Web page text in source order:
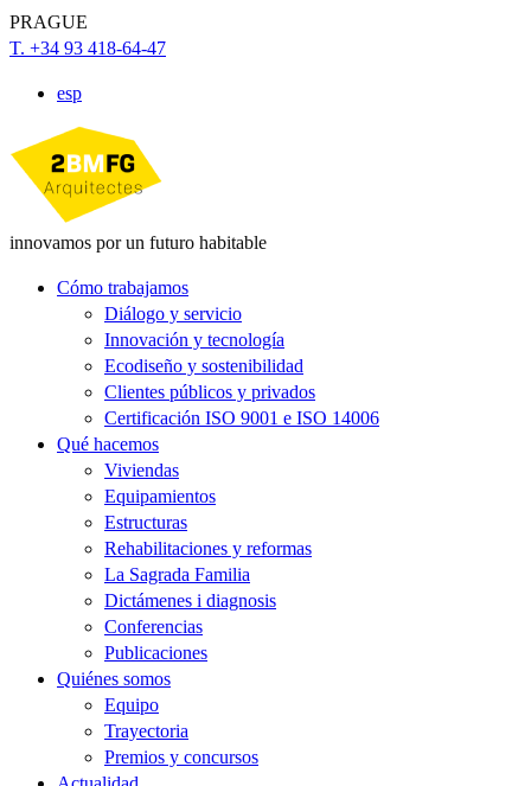
PRAGUE
T. +34 93 418-64-47
esp
innovamos por un futuro habitable
Cómo trabajamos
Diálogo y servicio
Innovación y tecnología
Ecodiseño y sostenibilidad
Clientes públicos y privados
Certificación ISO 9001 e ISO 14006
Qué hacemos
Viviendas
Equipamientos
Estructuras
Rehabilitaciones y reformas
La Sagrada Familia
Dictámenes i diagnosis
Conferencias
Publicaciones
Quiénes somos
Equipo
Trayectoria
Premios y concursos